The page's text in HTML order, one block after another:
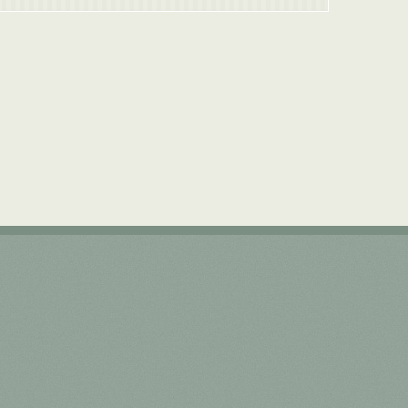
objetivo principal do Plano Nacional de Cultura instituído